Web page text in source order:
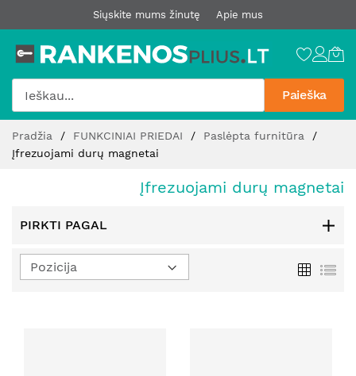
Siųskite mums žinutę Apie mus
Paieška
Pereiti
prie
turinio
Pradžia FUNKCINIAI PRIEDAI
Paslėpta furnitūra
Įfrezuojami durų magnetai
Įfrezuojami durų magnetai
PIRKTI PAGAL
Tinklelis